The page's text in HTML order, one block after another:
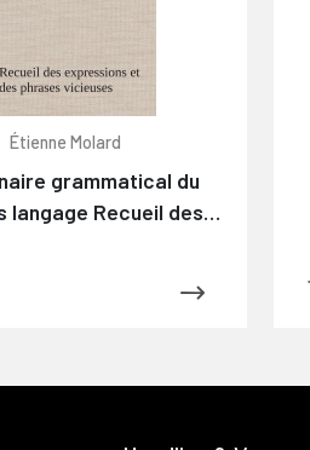
Étienne Molard
grammatical du
langage Recueil des
usitées en France, et